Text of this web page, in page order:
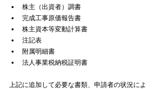
株主（出資者）調書
完成工事原価報告書
株主資本等変動計算書
注記表
附属明細書
法人事業税納税証明書
上記に追加して必要な書類、申請者の状況によ